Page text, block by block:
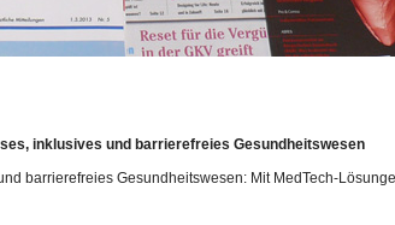
inklusives und barrierefreies Gesundheitswesen
barrierefreies Gesundheitswesen: Mit MedTech-